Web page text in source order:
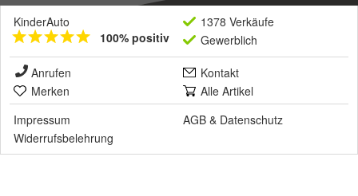
KinderAuto
100% positiv
1378 Verkäufe
Gewerblich
Anrufen
Kontakt
Merken
Alle Artikel
Impressum
AGB & Datenschutz
Widerrufsbelehrung